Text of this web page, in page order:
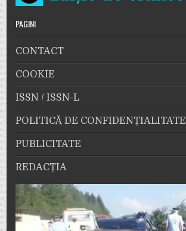
PAGINI
CONTACT
COOKIE
ISSN / ISSN-L
POLITICĂ DE CONFIDENȚIALITATE
PUBLICITATE
REDACȚIA